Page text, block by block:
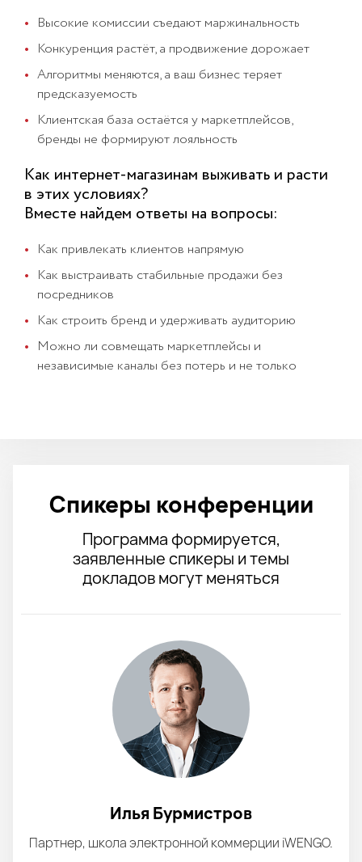
Высокие комиссии съедают маржинальность
Конкуренция растёт, а продвижение дорожает
Алгоритмы меняются, а ваш бизнес теряет
предсказуемость
Клиентская база остаётся у маркетплейсов,
бренды не формируют лояльность
Как интернет-магазинам выживать и расти
в этих условиях?
Вместе найдем ответы на вопросы:
Как привлекать клиентов напрямую
Как выстраивать стабильные продажи без
посредников
Как строить бренд и удерживать аудиторию
Можно ли совмещать маркетплейсы и
независимые каналы без потерь и не только
Спикеры конференции
Программа формируется,
заявленные спикеры и темы
докладов могут меняться
Илья Бурмистров
Партнер, школа электронной коммерции iWENGO.